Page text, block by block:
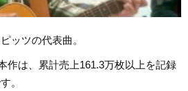
ッツの代表曲。
作は、累計売上161.3万枚以上を記録
。